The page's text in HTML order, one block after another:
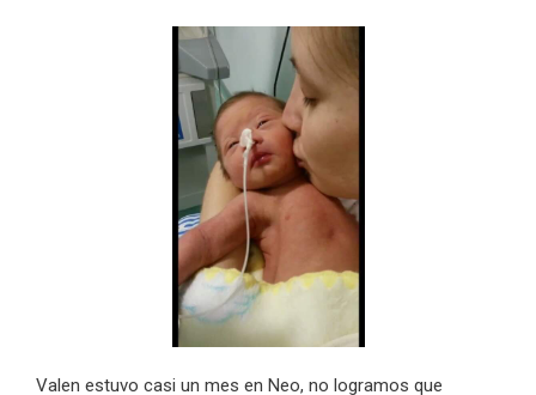
Valen estuvo casi un mes en Neo, no logramos que